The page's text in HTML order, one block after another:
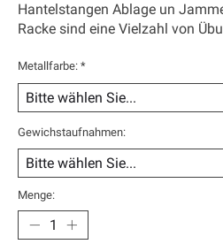
Hantelstangen Ablage un
Racke sind eine Vielzahl von
Metallfarbe: *
Gewichstaufnahmen:
Menge: